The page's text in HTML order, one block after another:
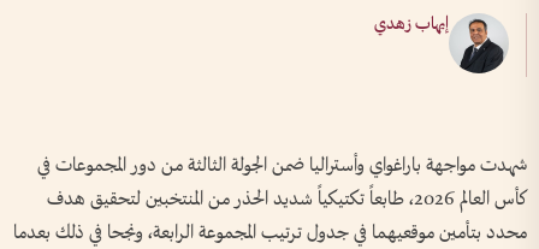
إيهاب زهدي
شهدت مواجهة باراغواي وأستراليا ضمن الجولة الثالثة من دور المجموعات في
كأس العالم 2026، طابعاً تكتيكياً شديد الحذر من المنتخبين لتحقيق هدف
محدد بتأمين موقعيهما في جدول ترتيب المجموعة الرابعة، ونجحا في ذلك بعدما